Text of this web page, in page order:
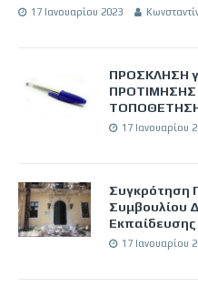
17 Ιανουαρίου 2023
ΠΡΟΣΚΛΗΣΗ
ΠΡΟΤΙΜΗΣΗΣ
17 Ιανουαρίου
Συγκρότηση
Συμβουλίου
17 Ιανουαρίου